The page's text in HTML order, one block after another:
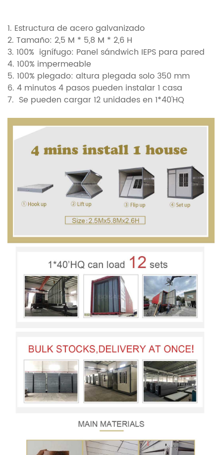
1. Estructura de acero galvanizado
2. Tamaño: 2,5 M * 5,8 M * 2,6 H
3. 100% ignífugo: Panel sándwich IEPS para pared
4. 100% impermeable
5. 100% plegado: altura plegada solo 350 mm
6. 4 minutos 4 pasos pueden instalar 1 casa
7. Se pueden cargar 12 unidades en 1*40'HQ